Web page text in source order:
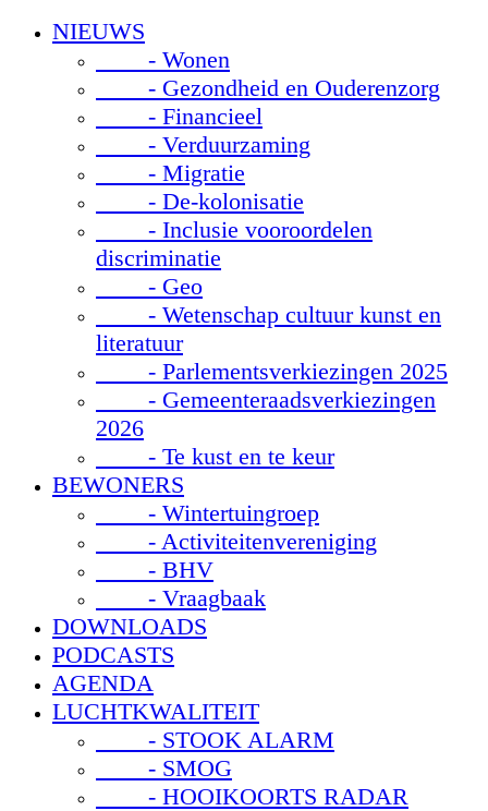
NIEUWS
- Wonen
- Gezondheid en Ouderenzorg
- Financieel
- Verduurzaming
- Migratie
- De-kolonisatie
- Inclusie vooroordelen
discriminatie
- Geo
- Wetenschap cultuur kunst en
literatuur
- Parlementsverkiezingen 2025
- Gemeenteraadsverkiezingen
2026
- Te kust en te keur
BEWONERS
- Wintertuingroep
- Activiteitenvereniging
- BHV
- Vraagbaak
DOWNLOADS
PODCASTS
AGENDA
LUCHTKWALITEIT
- STOOK ALARM
- SMOG
- HOOIKOORTS RADAR